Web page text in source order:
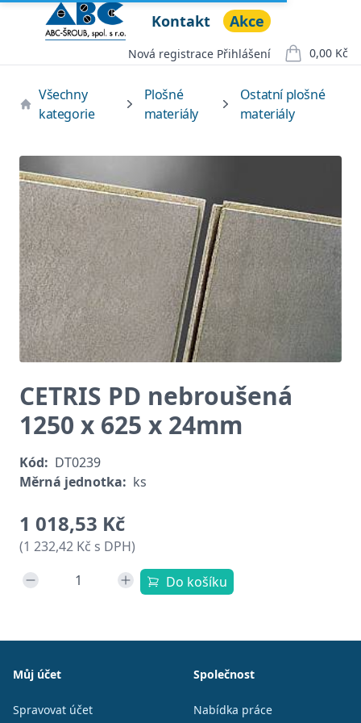
Open menu
ABC ŠROUB, spol. s r.o.Kontakt Akce
Nová registrace Přihlášení 0,00 Kč
položek v
Všechny
kategorie
Plošné
materiály
Ostatní plošné
materiály
CETRIS PD nebroušená
1250 x 625 x 24mm
Kód: DT0239
Měrná jednotka: ks
1 018,53 Kč
(1 232,42 Kč s DPH)
Do košíku
Můj účet
Spravovat účet
Společnost
Nabídka práce